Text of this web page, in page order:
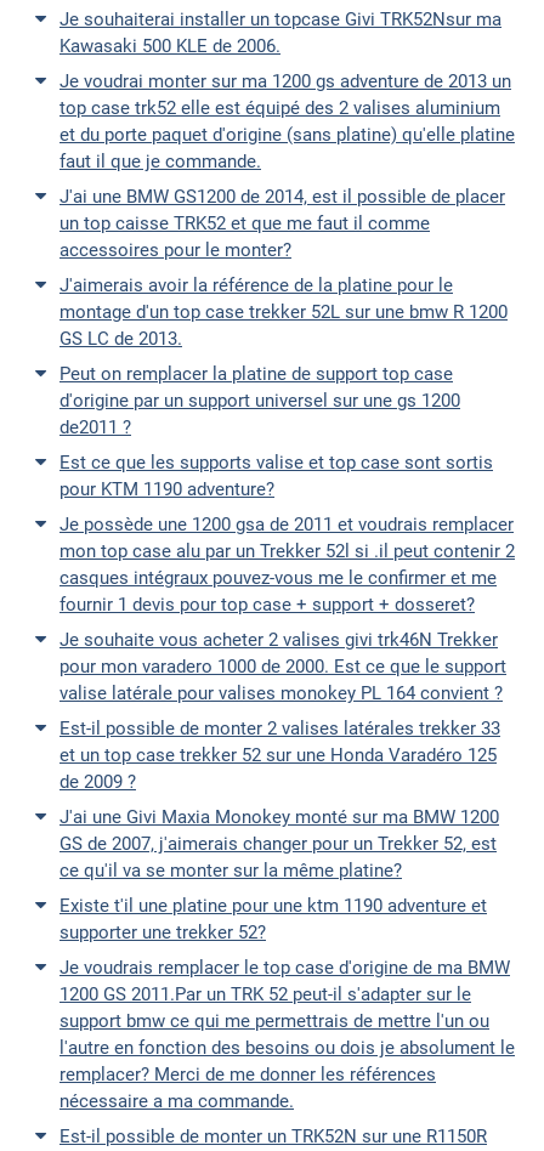
Je souhaiterai installer un topcase Givi TRK52Nsur ma
Kawasaki 500 KLE de 2006.
Je voudrai monter sur ma 1200 gs adventure de 2013 un
top case trk52 elle est équipé des 2 valises aluminium
et du porte paquet d'origine (sans platine) qu'elle platine
faut il que je commande.
J'ai une BMW GS1200 de 2014, est il possible de placer
un top caisse TRK52 et que me faut il comme
accessoires pour le monter?
J'aimerais avoir la référence de la platine pour le
montage d'un top case trekker 52L sur une bmw R 1200
GS LC de 2013.
Peut on remplacer la platine de support top case
d'origine par un support universel sur une gs 1200
de2011 ?
Est ce que les supports valise et top case sont sortis
pour KTM 1190 adventure?
Je possède une 1200 gsa de 2011 et voudrais remplacer
mon top case alu par un Trekker 52l si .il peut contenir 2
casques intégraux pouvez-vous me le confirmer et me
fournir 1 devis pour top case + support + dosseret?
Je souhaite vous acheter 2 valises givi trk46N Trekker
pour mon varadero 1000 de 2000. Est ce que le support
valise latérale pour valises monokey PL 164 convient ?
Est-il possible de monter 2 valises latérales trekker 33
et un top case trekker 52 sur une Honda Varadéro 125
de 2009 ?
J'ai une Givi Maxia Monokey monté sur ma BMW 1200
GS de 2007, j'aimerais changer pour un Trekker 52, est
ce qu'il va se monter sur la même platine?
Existe t'il une platine pour une ktm 1190 adventure et
supporter une trekker 52?
Je voudrais remplacer le top case d'origine de ma BMW
1200 GS 2011.Par un TRK 52 peut-il s'adapter sur le
support bmw ce qui me permettrais de mettre l'un ou
l'autre en fonction des besoins ou dois je absolument le
remplacer? Merci de me donner les références
nécessaire a ma commande.
Est-il possible de monter un TRK52N sur une R1150R